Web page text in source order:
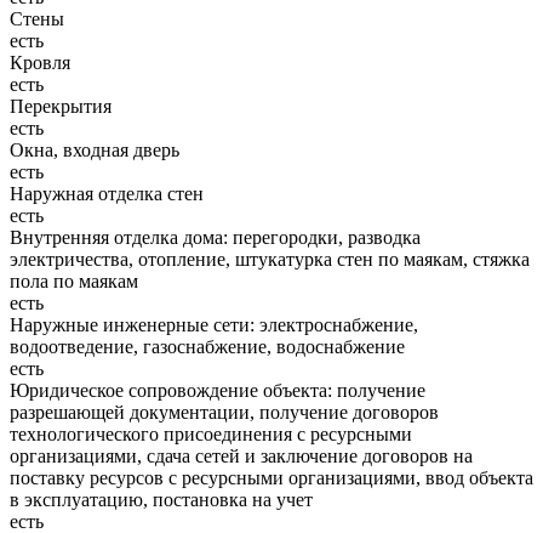
Стены
есть
Кровля
есть
Перекрытия
есть
Окна, входная дверь
есть
Наружная отделка стен
есть
Внутренняя отделка дома: перегородки, разводка
электричества, отопление, штукатурка стен по маякам, стяжка
пола по маякам
есть
Наружные инженерные сети: электроснабжение,
водоотведение, газоснабжение, водоснабжение
есть
Юридическое сопровождение объекта: получение
разрешающей документации, получение договоров
технологического присоединения с ресурсными
организациями, сдача сетей и заключение договоров на
поставку ресурсов с ресурсными организациями, ввод объекта
в эксплуатацию, постановка на учет
есть